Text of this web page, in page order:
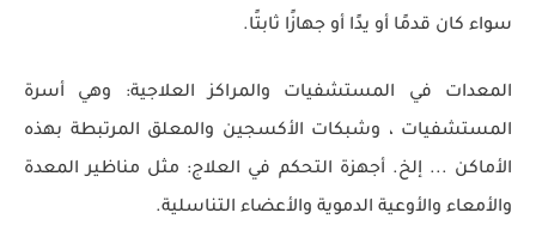
سواء كان قدمًا أو يدًا أو جهازًا ثابتًا.
المعدات في المستشفيات والمراكز العلاجية: وهي أسرة
المستشفيات ، وشبكات الأكسجين والمعلق المرتبطة بهذه
الأماكن ... إلخ. أجهزة التحكم في العلاج: مثل مناظير المعدة
والأمعاء والأوعية الدموية والأعضاء التناسلية.